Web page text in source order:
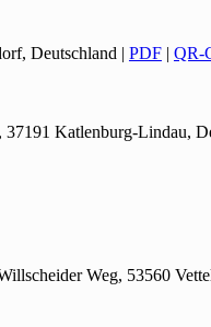
Deutschland | PDF| QR-
Katlenburg-Lindau,
Weg, 53560